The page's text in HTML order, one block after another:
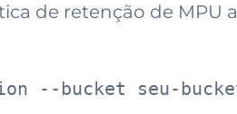
de retenção de MPU a
--bucket seu-